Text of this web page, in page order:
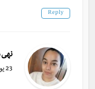
Reply
23 يونيو، 2021 الساعة 13:40